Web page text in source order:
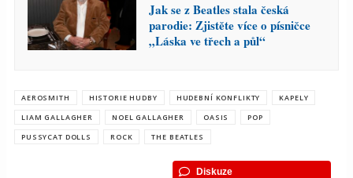
Jak se z Beatles stala česká
parodie: Zjistěte více o písničce
„Láska ve třech a půl“
AEROSMITH HISTORIE HUDBY HUDEBNÍ KONFLIKTY
KAPELY
LIAM GALLAGHER
NOEL GALLAGHER OASIS
POP
PUSSYCAT DOLLS
ROCK THE BEATLES
Diskuze